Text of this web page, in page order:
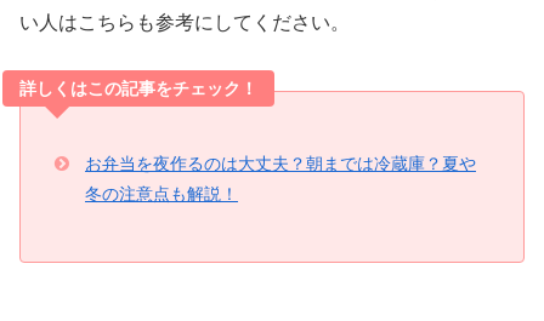
い人はこちらも参考にしてください。
詳しくはこの記事をチェック！
お弁当を夜作るのは大丈夫？朝までは冷蔵庫？夏や
冬の注意点も解説！